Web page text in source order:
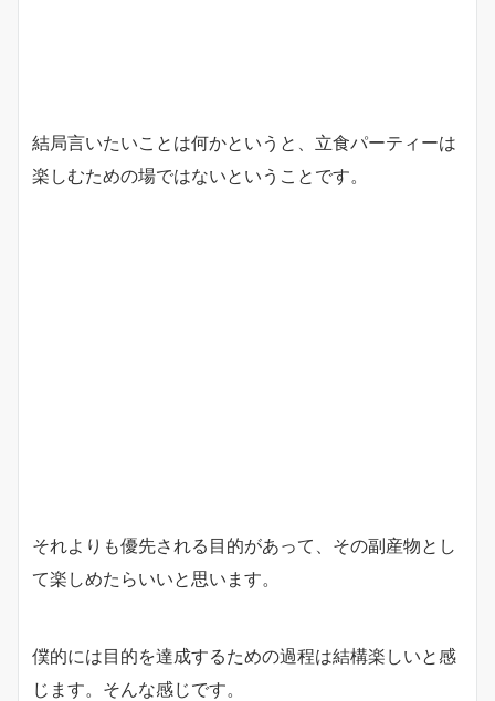
結局言いたいことは何かというと、立食パーティーは
楽しむための場ではないということです。
それよりも優先される目的があって、その副産物とし
て楽しめたらいいと思います。
僕的には目的を達成するための過程は結構楽しいと感
じます。そんな感じです。